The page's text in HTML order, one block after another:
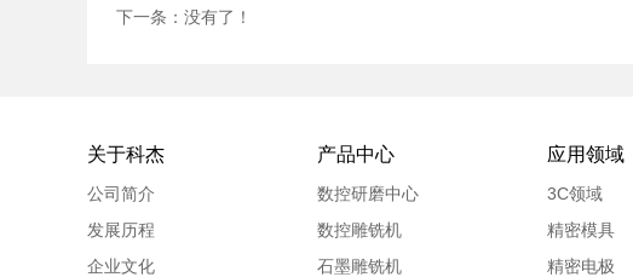
下一条：没有了！
关于科杰
公司简介
发展历程
企业文化
产品中心
数控研磨中心
数控雕铣机
石墨雕铣机
应用领域
3C领域
精密模具
精密电极